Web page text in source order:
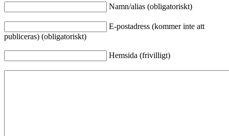
Namn/alias (obligatoriskt)
E-postadress (kommer inte att
publiceras) (obligatoriskt)
Hemsida (frivilligt)